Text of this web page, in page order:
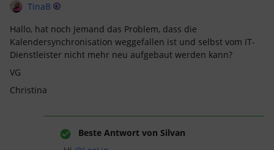
TinaB
Hallo, hat noch Jemand das Problem, dass die
Kalendersynchronisation weggefallen ist und selbst vom IT-
Dienstleister nicht mehr neu aufgebaut werden kann?
VG
Christina
Beste Antwort von Silvan